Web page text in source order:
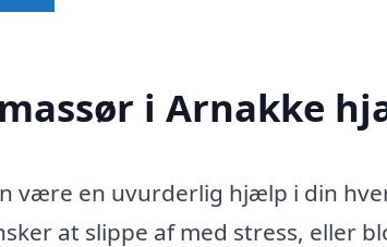
i Arnakke
være en uvurderlig hjælp i din
at slippe af med stress, eller